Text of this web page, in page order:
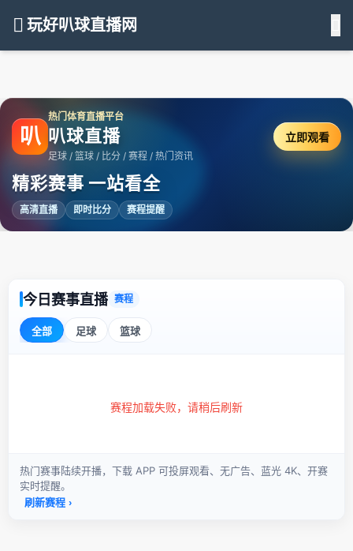
玩好叭球直播网
叭
热门体育直播平台
叭球直播
足球 / 篮球 / 比分 / 赛程 / 热门资讯
精彩赛事 一站看全
高清直播 即时比分 赛程提醒
立即观看